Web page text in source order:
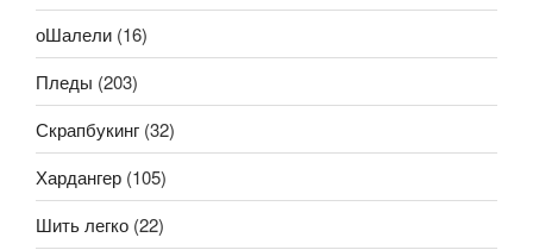
оШалели (16)
Пледы (203)
Скрапбукинг (32)
Хардангер (105)
Шить легко (22)